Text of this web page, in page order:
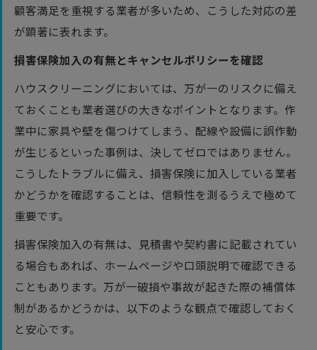
顧客満足を重視する業者が多いため、こうした対応の差
が顕著に表れます。
損害保険加入の有無とキャンセルポリシーを確認
ハウスクリーニングにおいては、万が一のリスクに備え
ておくことも業者選びの大きなポイントとなります。作
業中に家具や壁を傷つけてしまう、配線や設備に誤作動
が生じるといった事例は、決してゼロではありません。
こうしたトラブルに備え、損害保険に加入している業者
かどうかを確認することは、信頼性を測るうえで極めて
重要です。
損害保険加入の有無は、見積書や契約書に記載されてい
る場合もあれば、ホームページや口頭説明で確認できる
こともあります。万が一破損や事故が起きた際の補償体
制があるかどうかは、以下のような観点で確認しておく
と安心です。